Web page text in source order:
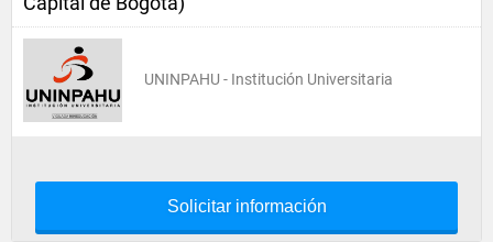
UNINPAHU - Institución Universitaria
Solicitar información